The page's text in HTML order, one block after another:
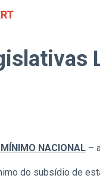
NACIONAL –
do subsídio de